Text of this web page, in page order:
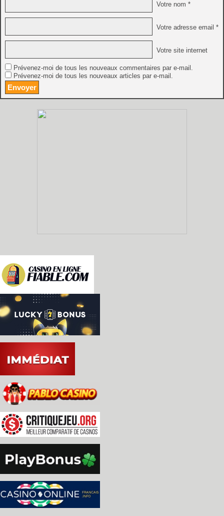
Votre nom *
Votre adresse email *
Votre site internet
Prévenez-moi de tous les nouveaux commentaires par e-mail.
Prévenez-moi de tous les nouveaux articles par e-mail.